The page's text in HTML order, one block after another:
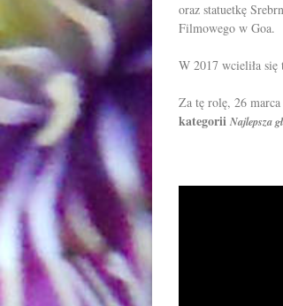
oraz statuetkę
Filmowego w Goa.
W 2017 wcieliła
Za tę rolę, 26
kategorii Najlepsza